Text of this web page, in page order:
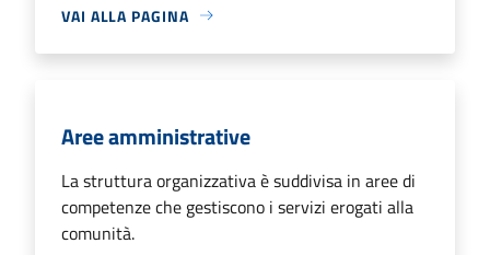
VAI ALLA PAGINA
Aree amministrative
La struttura organizzativa è suddivisa in aree di
competenze che gestiscono i servizi erogati alla
comunità.